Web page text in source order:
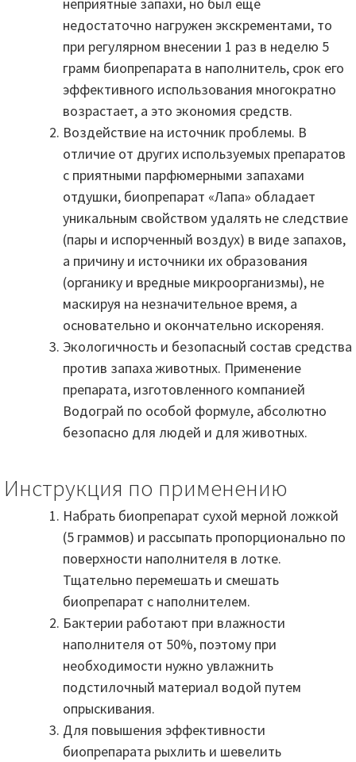
неприятные запахи, но был ещё
недостаточно нагружен экскрементами, то
при регулярном внесении 1 раз в неделю 5
грамм биопрепарата в наполнитель, срок его
эффективного использования многократно
возрастает, а это экономия средств.
Воздействие на источник проблемы. В
отличие от других используемых препаратов
с приятными парфюмерными запахами
отдушки, биопрепарат «Лапа» обладает
уникальным свойством удалять не следствие
(пары и испорченный воздух) в виде запахов,
а причину и источники их образования
(органику и вредные микроорганизмы), не
маскируя на незначительное время, а
основательно и окончательно искореняя.
Экологичность и безопасный состав средства
против запаха животных. Применение
препарата, изготовленного компанией
Водограй по особой формуле, абсолютно
безопасно для людей и для животных.
Инструкция по применению
Набрать биопрепарат сухой мерной ложкой
(5 граммов) и рассыпать пропорционально по
поверхности наполнителя в лотке.
Тщательно перемешать и смешать
биопрепарат с наполнителем.
Бактерии работают при влажности
наполнителя от 50%, поэтому при
необходимости нужно увлажнить
подстилочный материал водой путем
опрыскивания.
Для повышения эффективности
биопрепарата рыхлить и шевелить